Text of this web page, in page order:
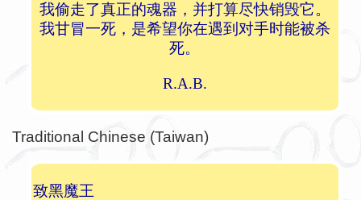
我偷走了真正的魂器，并打算尽快销毁它。
我甘冒一死，是希望你在遇到对手时能被杀
死。
R.A.B.
Traditional Chinese (Taiwan)
致黑魔王